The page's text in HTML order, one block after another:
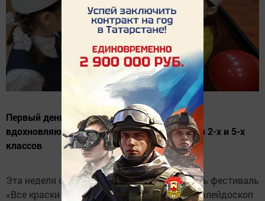
Первый день марафона был ознаменован
вдохновляющими выступлениями учеников 2-х и 5-х
классов
Эта неделя обещает быть насыщенной, ведь фестиваль
«Все краски осени» приготовил для ребят калейдоскоп